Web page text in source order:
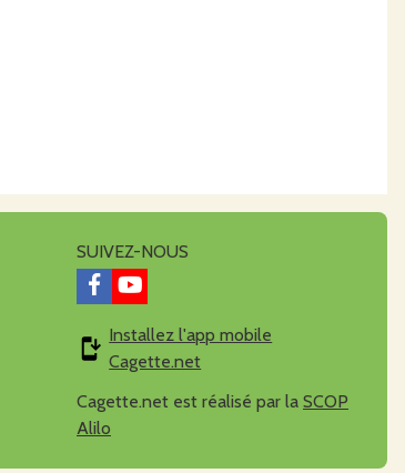
SUIVEZ-NOUS
Installez l'app mobile
Cagette.net
Cagette.net est réalisé par la SCOP
Alilo